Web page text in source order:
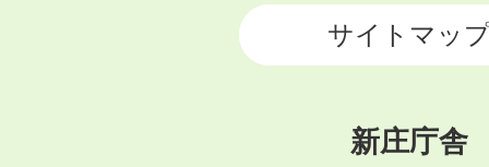
サイトマッ
新庄庁舎